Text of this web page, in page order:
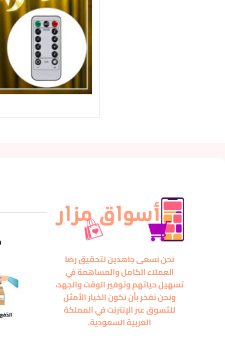
نحن نسعى جاهدين لتحقيق رضا
العملاء الكامل والمساهمة في
تسهيل حياتهم وتوفير الوقت والجهد،
ونحن نفخر بأن نكون الخيار الأمثل
للتسوق عبر الإنترنت في المملكة
العربية السعودية.